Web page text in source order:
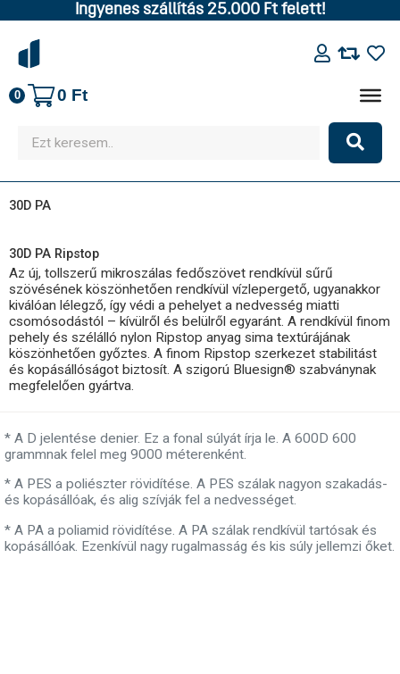
Ingyenes szállítás 25.000 Ft felett!
0 0 Ft
30D PA
30D PA Ripstop
Az új, tollszerű mikroszálas fedőszövet rendkívül sűrű
szövésének köszönhetően rendkívül vízlepergető, ugyanakkor
kiválóan lélegző, így védi a pehelyet a nedvesség miatti
csomósodástól – kívülről és belülről egyaránt. A rendkívül finom
pehely és szélálló nylon Ripstop anyag sima textúrájának
köszönhetően győztes. A finom Ripstop szerkezet stabilitást
és kopásállóságot biztosít. A szigorú Bluesign® szabványnak
megfelelően gyártva.
* A D jelentése denier. Ez a fonal súlyát írja le. A 600D 600
grammnak felel meg 9000 méterenként.
* A PES a poliészter rövidítése. A PES szálak nagyon szakadás-
és kopásállóak, és alig szívják fel a nedvességet.
* A PA a poliamid rövidítése. A PA szálak rendkívül tartósak és
kopásállóak. Ezenkívül nagy rugalmasság és kis súly jellemzi őket.